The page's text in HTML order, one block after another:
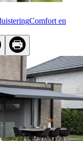
Comfort en